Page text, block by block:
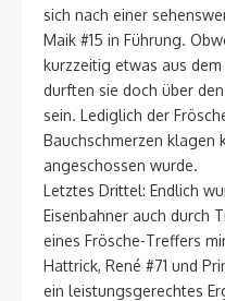
sich nach einer
Maik #15 in Führung.
kurzzeitig etwas aus
durften sie doch über
sein. Lediglich der
Bauchschmerzen klagen
angeschossen wurde.
Letztes Drittel: Endlich
Eisenbahner auch durch
eines Frösche-Treffers
Hattrick, René #71 und
ein leistungsgerechtes